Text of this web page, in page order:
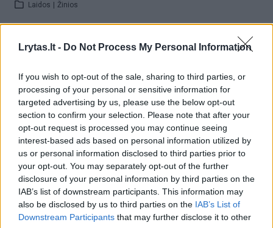
Lrytas.lt - Do Not Process My Personal Information
If you wish to opt-out of the sale, sharing to third parties, or
processing of your personal or sensitive information for
targeted advertising by us, please use the below opt-out
section to confirm your selection. Please note that after your
opt-out request is processed you may continue seeing
interest-based ads based on personal information utilized by
us or personal information disclosed to third parties prior to
your opt-out. You may separately opt-out of the further
disclosure of your personal information by third parties on the
IAB’s list of downstream participants. This information may
also be disclosed by us to third parties on the IAB’s List of
Downstream Participants that may further disclose it to other
Laidos Žinios
Visi įrašai
Žiūrimiausi įrašai
00:00:30
Vaizdai iš tragiškos avarijos Vilniaus r.: dviejų moterų ir
vaiko gyvybių išgelbėti nepavyko
Žinios | Lietuvos diena
00:00:57
Savaitės vidurys nusimato karštas: temperatūra kils iki